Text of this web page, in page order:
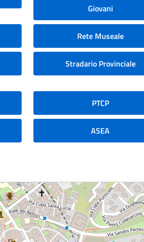
Giovani
Rete Museale
Stradario Provinciale
PTCP
ASEA